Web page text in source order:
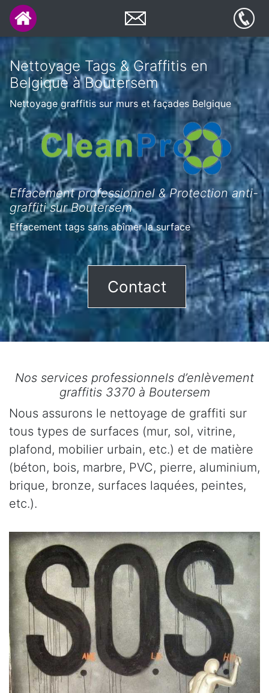
Nettoyage Tags & Graffitis en
Belgique à Boutersem
Nettoyage graffitis sur murs et façades Belgique
Effacement professionnel & Protection anti-
graffiti sur Boutersem
Effacement tags sans abîmer la surface
Contact
Nos services professionnels d’enlèvement
graffitis 3370 à Boutersem
Nous assurons le nettoyage de graffiti sur
tous types de surfaces (mur, sol, vitrine,
plafond, mobilier urbain, etc.) et de matière
(béton, bois, marbre, PVC, pierre, aluminium,
brique, bronze, surfaces laquées, peintes,
etc.).